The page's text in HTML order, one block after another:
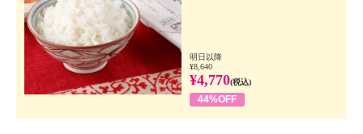
明日以降
¥8,640
¥4,770(税込)
44%OFF